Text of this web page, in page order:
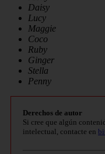
Daisy
Lucy
Maggie
Coco
Ruby
Ginger
Stella
Penny
Derechos de autor
Si cree que algún
intelectual, contacte en